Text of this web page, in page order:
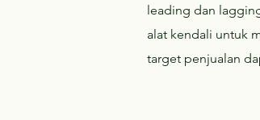
leading dan
alat kendali untuk
target penjualan